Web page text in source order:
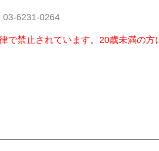
6231-0264
で禁止されています。20歳未満の方